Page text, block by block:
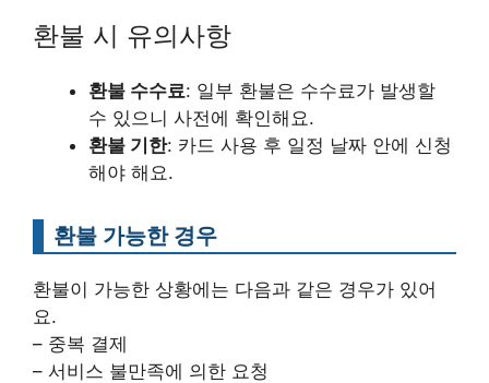
환불 시 유의사항
환불 수수료: 일부 환불은 수수료가 발생할
수 있으니 사전에 확인해요.
환불 기한: 카드 사용 후 일정 날짜 안에 신청
해야 해요.
환불 가능한 경우
환불이 가능한 상황에는 다음과 같은 경우가 있어
요.
– 중복 결제
– 서비스 불만족에 의한 요청